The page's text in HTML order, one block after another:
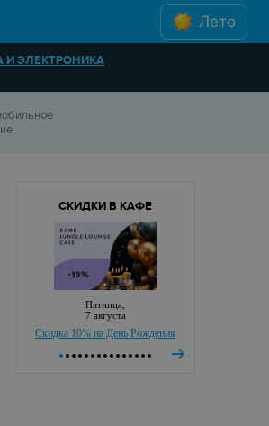
Лето
И ЭЛЕКТРОНИКА
СКИДКИ В КАФЕ
пятница,
7 августа
Скидка 10% на День Рождения